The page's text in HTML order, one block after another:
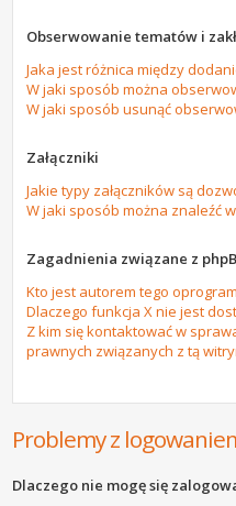
Obserwowanie tematów i
Jaka jest różnica między
W jaki sposób można
W jaki sposób usunąć
Załączniki
Jakie typy załączników są
W jaki sposób można znaleźć
Zagadnienia związane z
Kto jest autorem tego
Dlaczego funkcja X nie jest
Z kim się kontaktować w
prawnych związanych z tą
Problemy z
Dlaczego nie mogę się